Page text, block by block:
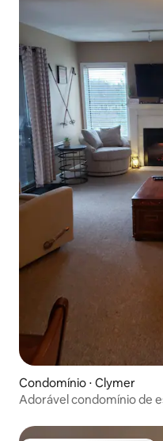
Condomínio ⋅ Clymer
Adorável condomínio de